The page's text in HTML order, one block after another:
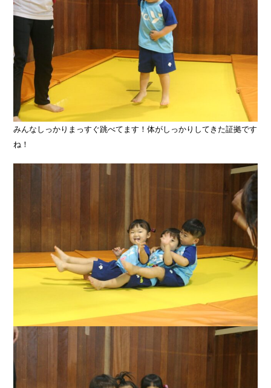
みんなしっかりまっすぐ跳べてます！体がしっかりしてきた証拠です
ね！